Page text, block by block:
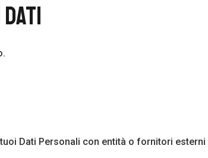
Dati Personali con entità o fornitori